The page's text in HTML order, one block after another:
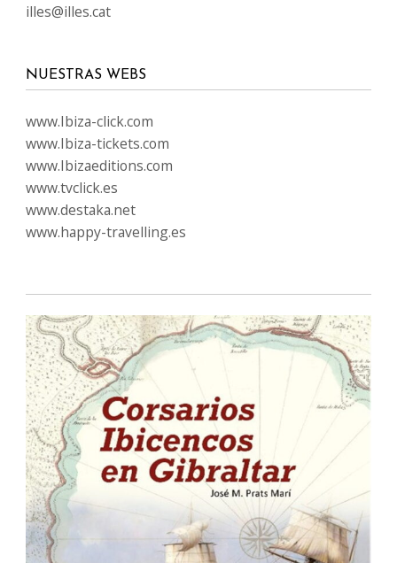
illes@illes.cat
NUESTRAS WEBS
www.Ibiza-click.com
www.Ibiza-tickets.com
www.Ibizaeditions.com
www.tvclick.es
www.destaka.net
www.happy-travelling.es